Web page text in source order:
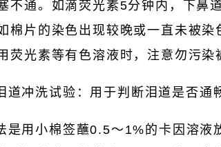
不通。如滴荧光素5分钟内，下鼻
棉片的染色出现较晚或一直未被染
荧光素等有色溶液时，注意勿污染
冲洗试验：用于判断泪道是否通
是用小棉签蘸0.5～1%的卡因溶液